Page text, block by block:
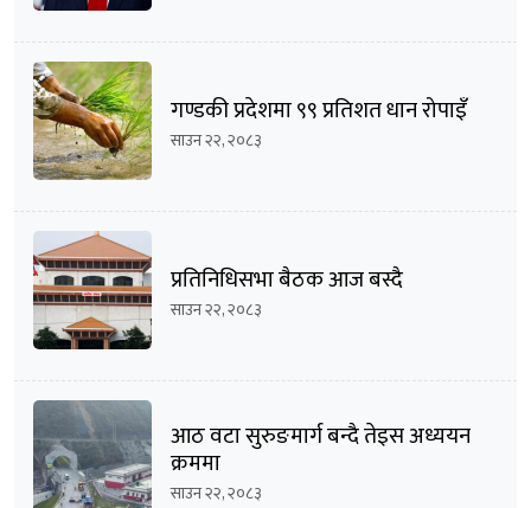
गण्डकी प्रदेशमा ९९ प्रतिशत धान रोपाइँ
साउन २२, २०८३
प्रतिनिधिसभा बैठक आज बस्दै
साउन २२, २०८३
आठ वटा सुरुङमार्ग बन्दै तेइस अध्ययन
क्रममा
साउन २२, २०८३